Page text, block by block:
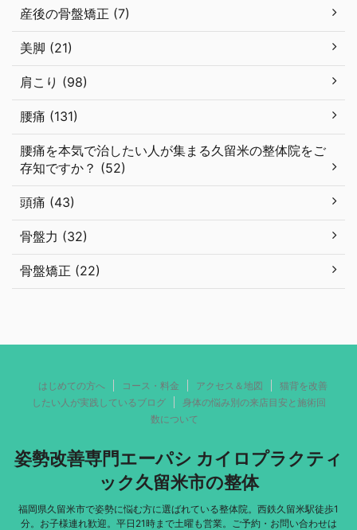
産後の骨盤矯正 (7)
美脚 (21)
肩こり (98)
腰痛 (131)
腰痛を本気で治したい人が集まる久留米の整体院をご
存知ですか？ (52)
頭痛 (43)
骨盤力 (32)
骨盤矯正 (22)
はじめての方へ コース・料金 アクセス＆地図
猫背を改善
したい人が実践しているブログ
身体の悩み別の来店目安と施術回
数について
姿勢改善専門エーパシ カイロプラクティ
ック久留米市の整体
福岡県久留米市で姿勢に悩む方に選ばれている整体院。西鉄久留米駅徒歩1
分。お子様連れ歓迎。平日21時まで土曜も営業。ご予約・お問い合わせは